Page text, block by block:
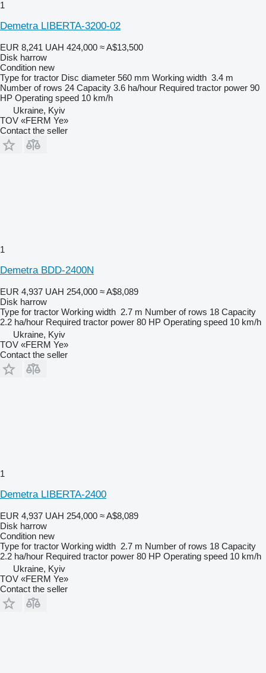
1
Demetra LIBERTA-3200-02
EUR 8,241 UAH 424,000 ≈ A$13,500
Disk harrow
Condition new
Type for tractor Disc diameter 560 mm Working width 3.4 m
Number of rows 24 Capacity 3.6 ha/hour Required tractor power 90
HP Operating speed 10 km/h
Ukraine, Kyiv
TOV «FERM Ye»
Contact the seller
1
Demetra BDD-2400N
EUR 4,937 UAH 254,000 ≈ A$8,089
Disk harrow
Type for tractor Working width 2.7 m Number of rows 18 Capacity
2.2 ha/hour Required tractor power 80 HP Operating speed 10 km/h
Ukraine, Kyiv
TOV «FERM Ye»
Contact the seller
1
Demetra LIBERTA-2400
EUR 4,937 UAH 254,000 ≈ A$8,089
Disk harrow
Condition new
Type for tractor Working width 2.7 m Number of rows 18 Capacity
2.2 ha/hour Required tractor power 80 HP Operating speed 10 km/h
Ukraine, Kyiv
TOV «FERM Ye»
Contact the seller